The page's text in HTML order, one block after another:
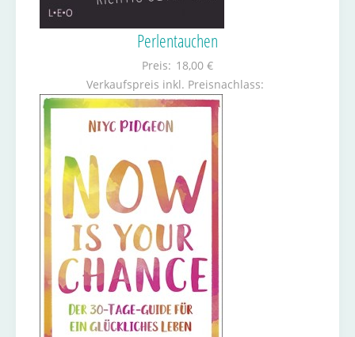
Perlentauchen
Preis: 18,00 €
Verkaufspreis inkl. Preisnachlass: